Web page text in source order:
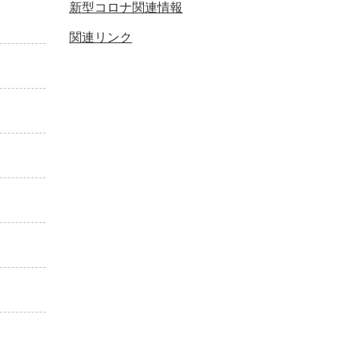
新型コロナ関連情報
関連リンク